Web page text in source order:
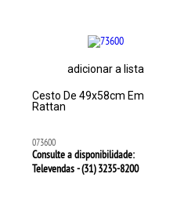
adicionar a lista
Cesto De 49x58cm Em
Rattan
073600
Consulte a disponibilidade:
Televendas - (31)3235-8200